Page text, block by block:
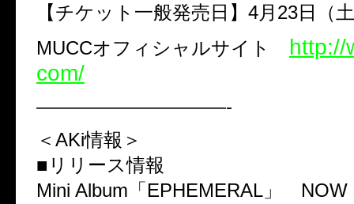
【チケット一般発売日】4月23日（
MUCCオフィシャルサイト http://
com/
——————————-
＜AKi情報＞
■リリース情報
Mini Album「EPHEMERAL」 NOW